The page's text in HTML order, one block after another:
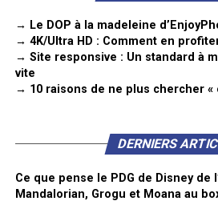
→ Le DOP à la madeleine
→ 4K/Ultra HD : Comment en
→ Site responsive : Un standard à
vite
→ 10 raisons de ne plus chercher «
DERNIERS
Ce que pense le PDG de Disney de
Mandalorian, Grogu et Moana au